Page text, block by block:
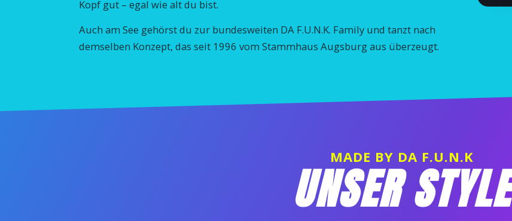
Kopf gut – egal wie alt du bist.
Auch am See gehörst du zur bundesweiten DA F.U.N.K. Family und tanzt nach
demselben Konzept, das seit 1996 vom Stammhaus Augsburg aus überzeugt.
MADE BY DA F.U.N.K
UNSER STYLE